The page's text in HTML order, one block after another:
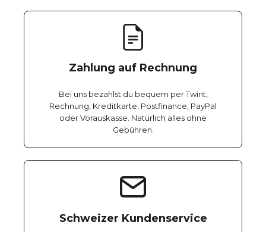
Zahlung auf Rechnung
Bei uns bezahlst du bequem per Twint,
Rechnung, Kreditkarte, Postfinance, PayPal
oder Vorauskasse. Natürlich alles ohne
Gebühren.
Schweizer Kundenservice